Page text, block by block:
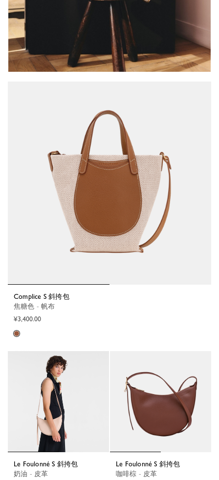
Complice S 斜挎包
焦糖色 - 帆布
¥3,400.00
Le Foulonné S 斜挎包
奶油 - 皮革
Le Foulonné S 斜挎包
咖啡棕 - 皮革